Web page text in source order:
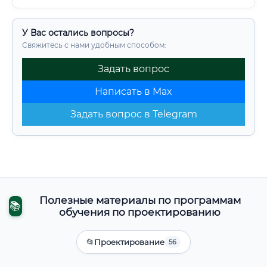
У Вас остались вопросы?
Свяжитесь с нами удобным способом:
Задать вопрос
Написать в Max
Задать вопрос в Telegram
📚
Полезные материалы по программам
обучения по проектированию
📂Проектирование 56